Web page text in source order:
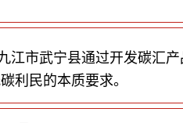
市武宁县通过开发碳汇
利民的本质要求。